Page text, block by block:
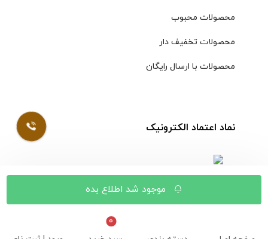
محصولات محبوب
محصولات تخفیف دار
محصولات با ارسال رایگان
نماد اعتماد الکترونیک
© کلیه حقوق مادی و معنوی محتویات سایت فروشگاه اینترنتی